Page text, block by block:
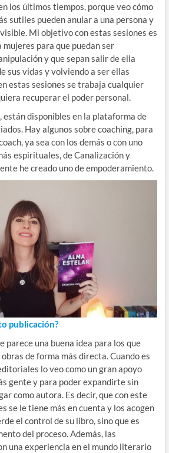
los últimos tiempos, porque veo cómo
sutiles pueden anular a una persona y
Mi objetivo con estas sesiones es
para que puedan ser
y que sepan salir de ella
sus vidas y volviendo a ser ellas
estas sesiones se trabaja cualquier
recuperar el poder personal.
están disponibles en la plataforma de
Hay algunos sobre coaching, para
ya sea con los demás o con uno
espirituales, de Canalización y
he creado uno de empoderamiento.
publicación?
parece una buena idea para los que
de forma más directa. Cuando es
lo veo como un gran apoyo
gente y para poder expandirte sin
como autora. Es decir, que con este
se le tiene más en cuenta y los acogen
el control de su libro, sino que es
del proceso. Además, las
una experiencia en el mundo literario